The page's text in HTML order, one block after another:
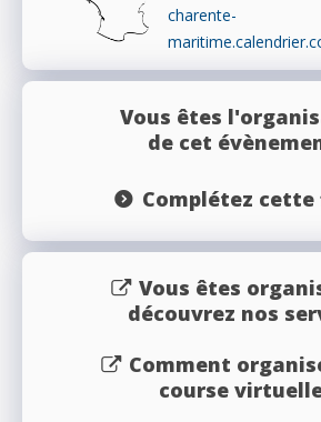
charente-
Vous êtes
de cet
Complétez cette
Vous êtes
découvrez nos
Comment
course